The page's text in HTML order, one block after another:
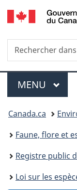
Rechercher
dans
Menu
MENU
Vous
êtes
ici :
Canada.ca
Faune, flore et
Registre public
Loi sur les